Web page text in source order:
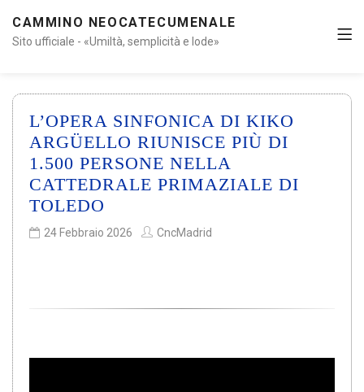
CAMMINO NEOCATECUMENALE
Sito ufficiale - «Umiltà, semplicità e lode»
L’OPERA SINFONICA DI KIKO
ARGÜELLO RIUNISCE PIÙ DI
1.500 PERSONE NELLA
CATTEDRALE PRIMAZIALE DI
TOLEDO
24 Febbraio 2026 CncMadrid